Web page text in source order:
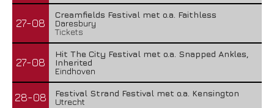
27-08
Creamfields Festival met o.a. Faithless
Daresbury
Tickets
27-08
Hit The City Festival met o.a. Snapped Ankles,
Inherited
Eindhoven
28-08
Festival Strand Festival met o.a. Kensington
Utrecht